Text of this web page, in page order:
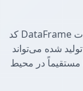
کد DataFrame پاندا استاندارد تولید کنید با پشتیبانی از مشخصات
شده می‌تواند